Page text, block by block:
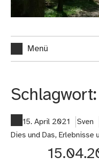
Menü
Schlagwort:
15. April 2021
Sven
Dies und Das, Erlebnisse